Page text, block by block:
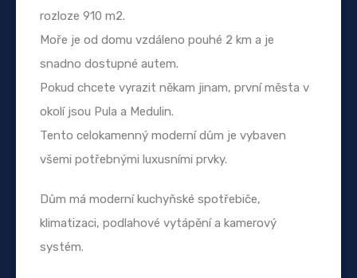
rozloze 910 m2.
Moře je od domu vzdáleno pouhé 2 km a je
snadno dostupné autem.
Pokud chcete vyrazit někam jinam, první města v
okolí jsou Pula a Medulin.
Tento celokamenný moderní dům je vybaven
všemi potřebnými luxusními prvky.
Dům má moderní kuchyňské spotřebiče,
klimatizaci, podlahové vytápění a kamerový
systém.